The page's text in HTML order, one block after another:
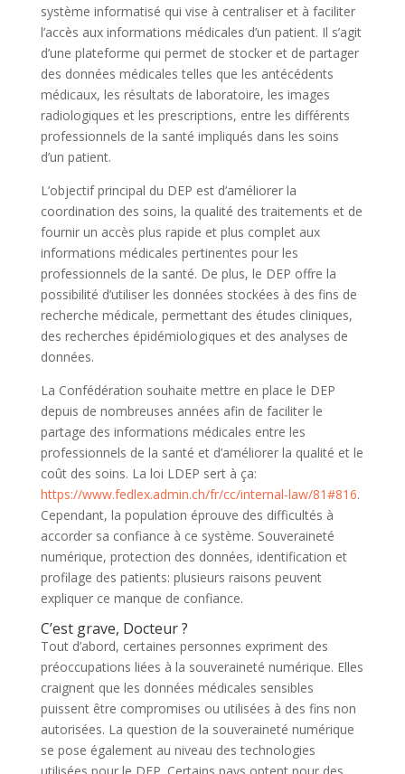
système informatisé qui vise à centraliser et à faciliter
l’accès aux informations médicales d’un patient. Il s’agit
d’une plateforme qui permet de stocker et de partager
des données médicales telles que les antécédents
médicaux, les résultats de laboratoire, les images
radiologiques et les prescriptions, entre les différents
professionnels de la santé impliqués dans les soins
d’un patient.
L’objectif principal du DEP est d’améliorer la
coordination des soins, la qualité des traitements et de
fournir un accès plus rapide et plus complet aux
informations médicales pertinentes pour les
professionnels de la santé. De plus, le DEP offre la
possibilité d’utiliser les données stockées à des fins de
recherche médicale, permettant des études cliniques,
des recherches épidémiologiques et des analyses de
données.
La Confédération souhaite mettre en place le DEP
depuis de nombreuses années afin de faciliter le
partage des informations médicales entre les
professionnels de la santé et d’améliorer la qualité et le
coût des soins. La loi LDEP sert à ça:
https://www.fedlex.admin.ch/fr/cc/internal-law/81#816.
Cependant, la population éprouve des difficultés à
accorder sa confiance à ce système. Souveraineté
numérique, protection des données, identification et
profilage des patients: plusieurs raisons peuvent
expliquer ce manque de confiance.
C’est grave, Docteur ?
Tout d’abord, certaines personnes expriment des
préoccupations liées à la souveraineté numérique. Elles
craignent que les données médicales sensibles
puissent être compromises ou utilisées à des fins non
autorisées. La question de la souveraineté numérique
se pose également au niveau des technologies